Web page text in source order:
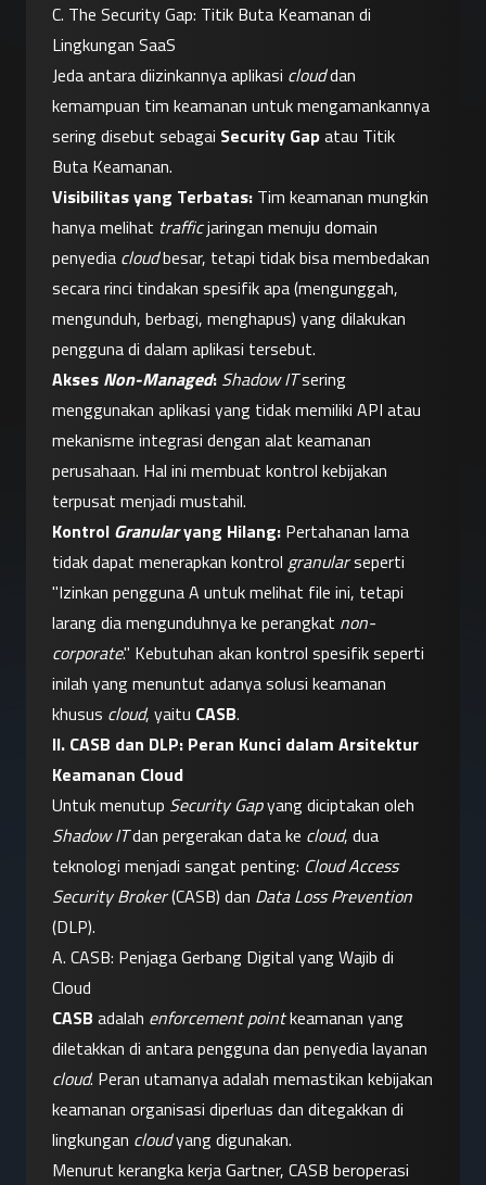
C. The Security Gap: Titik Buta Keamanan di
Lingkungan SaaS
Jeda antara diizinkannya aplikasi cloud dan
kemampuan tim keamanan untuk mengamankannya
sering disebut sebagai Security Gap atau Titik
Buta Keamanan.
Visibilitas yang Terbatas: Tim keamanan mungkin
hanya melihat traffic jaringan menuju domain
penyedia cloud besar, tetapi tidak bisa membedakan
secara rinci tindakan spesifik apa (mengunggah,
mengunduh, berbagi, menghapus) yang dilakukan
pengguna di dalam aplikasi tersebut.
Akses Non-Managed: Shadow IT sering
menggunakan aplikasi yang tidak memiliki API atau
mekanisme integrasi dengan alat keamanan
perusahaan. Hal ini membuat kontrol kebijakan
terpusat menjadi mustahil.
Kontrol Granular yang Hilang: Pertahanan lama
tidak dapat menerapkan kontrol granular seperti
"Izinkan pengguna A untuk melihat file ini, tetapi
larang dia mengunduhnya ke perangkat non-
corporate." Kebutuhan akan kontrol spesifik seperti
inilah yang menuntut adanya solusi keamanan
khusus cloud, yaitu CASB.
II. CASB dan DLP: Peran Kunci dalam Arsitektur
Keamanan Cloud
Untuk menutup Security Gap
Shadow IT dan pergerakan data ke cloud, dua
teknologi menjadi sangat penting: Cloud Access
Security Broker (CASB) dan Data Loss Prevention
(DLP).
A. CASB: Penjaga Gerbang Digital yang Wajib di
Cloud
CASB adalah enforcement point keamanan yang
cloud. Peran utamanya adalah memastikan kebijakan
keamanan organisasi diperluas dan ditegakkan di
lingkungan cloud yang digunakan.
Menurut kerangka kerja Gartner, CASB beroperasi